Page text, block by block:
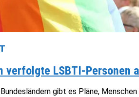
verfolgte LSBTI-Personen
gibt es Pläne,